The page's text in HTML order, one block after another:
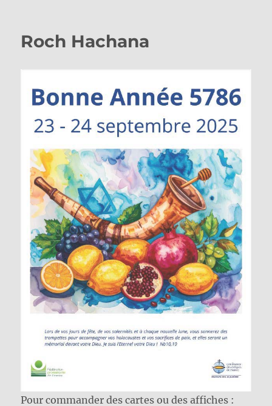
Roch Hachana
Pour commander des cartes ou des affiches :